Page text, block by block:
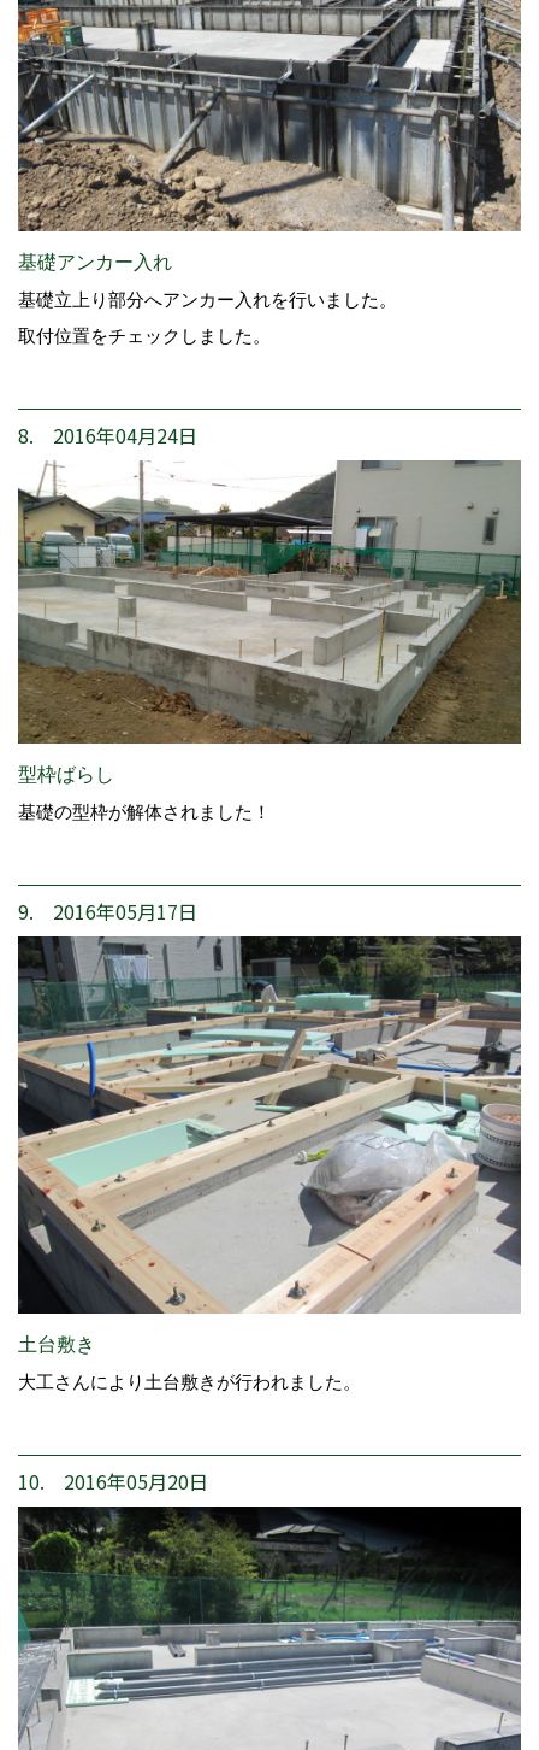
基礎アンカー入れ
基礎立上り部分へアンカー入れを行いました。
取付位置をチェックしました。
8. 2016年04月24日
型枠ばらし
基礎の型枠が解体されました！
9. 2016年05月17日
土台敷き
大工さんにより土台敷きが行われました。
10. 2016年05月20日